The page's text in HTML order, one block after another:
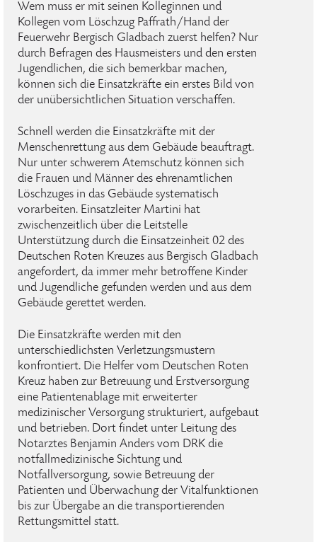
Wem muss er mit seinen Kolleginnen und
Kollegen vom Löschzug Paffrath/Hand der
Feuerwehr Bergisch Gladbach zuerst helfen? Nur
durch Befragen des Hausmeisters und den ersten
Jugendlichen, die sich bemerkbar machen,
können sich die Einsatzkräfte ein erstes Bild von
der unübersichtlichen Situation verschaffen.
Schnell werden die Einsatzkräfte mit der
Menschenrettung aus dem Gebäude beauftragt.
Nur unter schwerem Atemschutz können sich
die Frauen und Männer des ehrenamtlichen
Löschzuges in das Gebäude systematisch
vorarbeiten. Einsatzleiter Martini hat
zwischenzeitlich über die Leitstelle
Unterstützung durch die Einsatzeinheit 02 des
Deutschen Roten Kreuzes aus Bergisch Gladbach
angefordert, da immer mehr betroffene Kinder
und Jugendliche gefunden werden und aus dem
Gebäude gerettet werden.
Die Einsatzkräfte werden mit den
unterschiedlichsten Verletzungsmustern
konfrontiert. Die Helfer vom Deutschen Roten
Kreuz haben zur Betreuung und Erstversorgung
eine Patientenablage mit erweiterter
medizinischer Versorgung strukturiert, aufgebaut
und betrieben. Dort findet unter Leitung des
Notarztes Benjamin Anders vom DRK die
notfallmedizinische Sichtung und
Notfallversorgung, sowie Betreuung der
Patienten und Überwachung der Vitalfunktionen
bis zur Übergabe an die transportierenden
Rettungsmittel statt.